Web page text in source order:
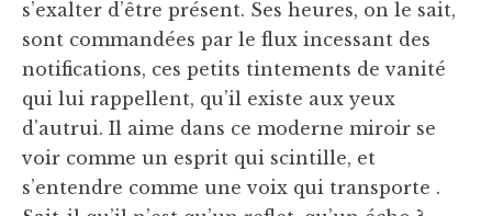
s’exalter d’être présent. Ses heures, on le sait,
sont commandées par le flux incessant des
notifications, ces petits tintements de vanité
qui lui rappellent, qu’il existe aux yeux
d’autrui. Il aime dans ce moderne miroir se
voir comme un esprit qui scintille, et
s’entendre comme une voix qui transporte .